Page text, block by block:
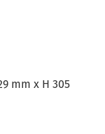
mm x H 305